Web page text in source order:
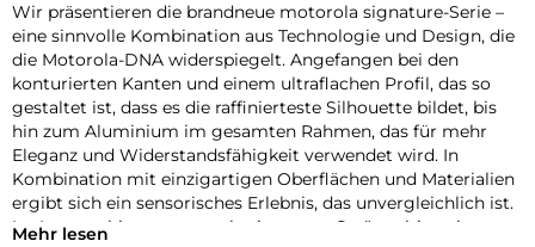
Wir präsentieren die brandneue motorola signature-Serie –
eine sinnvolle Kombination aus Technologie und Design, die
die Motorola-DNA widerspiegelt. Angefangen bei den
konturierten Kanten und einem ultraflachen Profil, das so
gestaltet ist, dass es die raffinierteste Silhouette bildet, bis
hin zum Aluminium im gesamten Rahmen, das für mehr
Eleganz und Widerstandsfähigkeit verwendet wird. In
Kombination mit einzigartigen Oberflächen und Materialien
ergibt sich ein sensorisches Erlebnis, das unvergleichlich ist.
Im Inneren bieten motorola signature-Geräte ultimative
Mehr lesen